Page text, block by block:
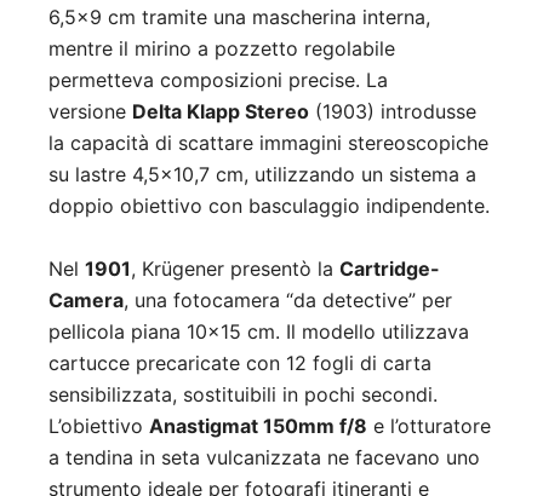
6,5×9 cm tramite una mascherina interna,
mentre il mirino a pozzetto regolabile
permetteva composizioni precise. La
versione Delta Klapp Stereo (1903) introdusse
la capacità di scattare immagini stereoscopiche
su lastre 4,5×10,7 cm, utilizzando un sistema a
doppio obiettivo con basculaggio indipendente.
Nel 1901, Krügener presentò la Cartridge-
Camera, una fotocamera “da detective” per
pellicola piana 10×15 cm. Il modello utilizzava
cartucce precaricate con 12 fogli di carta
sensibilizzata, sostituibili in pochi secondi.
L’obiettivo Anastigmat 150mm f/8 e l’otturatore
a tendina in seta vulcanizzata ne facevano uno
strumento ideale per fotografi itineranti e